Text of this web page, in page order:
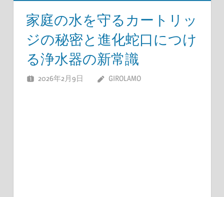
家庭の水を守るカートリッ
ジの秘密と進化蛇口につけ
る浄水器の新常識
2026年2月9日 GIROLAMO